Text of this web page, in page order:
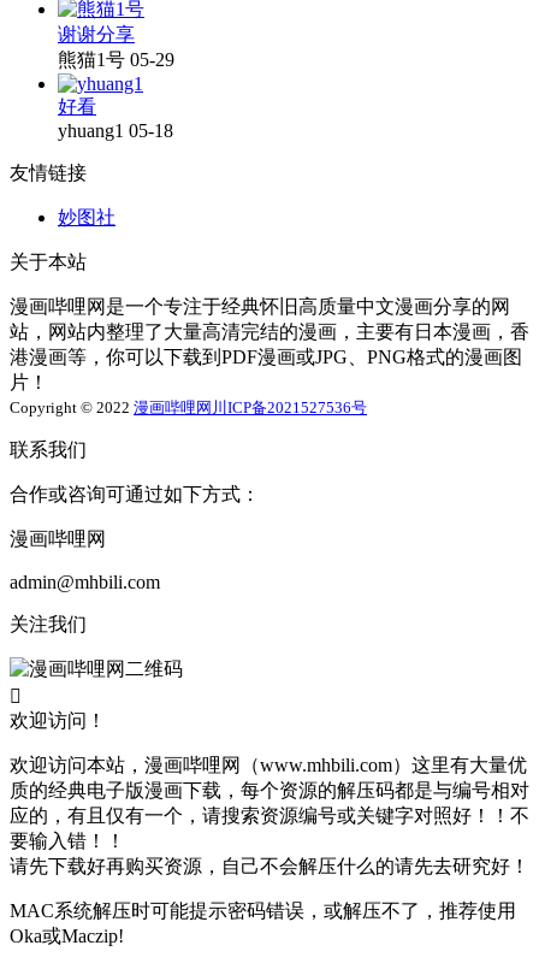
谢谢分享
熊猫1号 05-29
好看
yhuang1 05-18
友情链接
妙图社
关于本站
漫画哔哩网是一个专注于经典怀旧高质量中文漫画分享的网
站，网站内整理了大量高清完结的漫画，主要有日本漫画，香
港漫画等，你可以下载到PDF漫画或JPG、PNG格式的漫画图
片！
Copyright © 2022 漫画哔哩网 川ICP备2021527536号
联系我们
合作或咨询可通过如下方式：
漫画哔哩网
admin@mhbili.com
关注我们

欢迎访问！
欢迎访问本站，漫画哔哩网（www.mhbili.com）这里有大量优
质的经典电子版漫画下载，每个资源的解压码都是与编号相对
应的，有且仅有一个，请搜索资源编号或关键字对照好！！不
要输入错！！
请先下载好再购买资源，自己不会解压什么的请先去研究好！
MAC系统解压时可能提示密码错误，或解压不了，推荐使用
Oka或Maczip!